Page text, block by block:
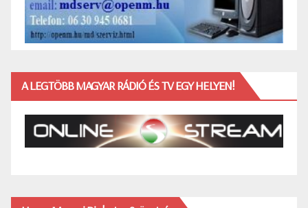
A LEGTÖBB MAGYAR RÁDIÓ ÉS TV EGY HELYEN!